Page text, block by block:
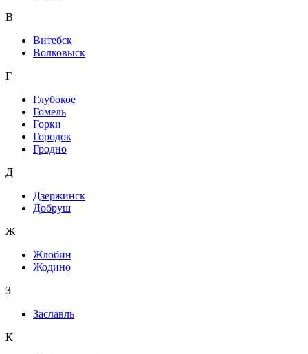
В
Витебск
Волковыск
Г
Глубокое
Гомель
Горки
Городок
Гродно
Д
Дзержинск
Добруш
Ж
Жлобин
Жодино
З
Заславль
К